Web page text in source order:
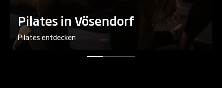
Pilates in Vösendorf
Pilates entdecken